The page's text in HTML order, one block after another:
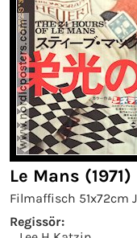
Le Mans (1971)
Filmaffisch 51x72cm
Regissör: